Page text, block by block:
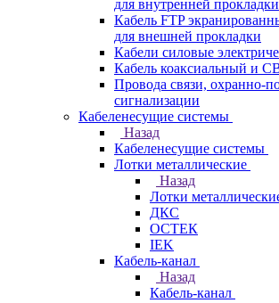
для внутренней прокладки
Кабель FTP
для внешней прокладки
Кабели силовые
Кабель коаксиальный и
Провода связи, охранно-
сигнализации
Кабеленесущие системы
Назад
Кабеленесущие системы
Лотки металлические
Назад
Лотки
ДКС
ОСТЕК
IEK
Кабель-канал
Назад
Кабель-канал